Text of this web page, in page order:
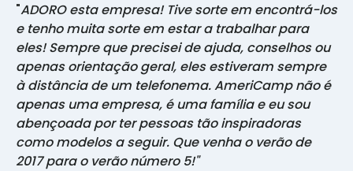
"ADORO esta empresa! Tive sorte em encontrá-los
e tenho muita sorte em estar a trabalhar para
eles! Sempre que precisei de ajuda, conselhos ou
apenas orientação geral, eles estiveram sempre
à distância de um telefonema. AmeriCamp não é
apenas uma empresa, é uma família e eu sou
abençoada por ter pessoas tão inspiradoras
como modelos a seguir. Que venha o verão de
2017 para o verão número 5!"